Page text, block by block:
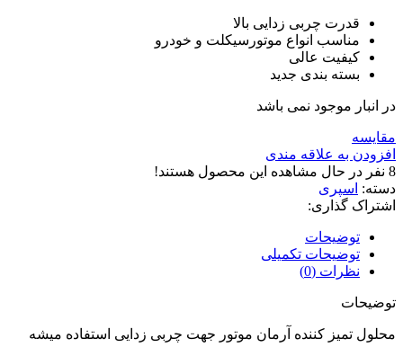
قدرت چربی زدایی بالا
مناسب انواع موتورسیکلت و خودرو
کیفیت عالی
بسته بندی جدید
در انبار موجود نمی باشد
مقایسه
افزودن به علاقه مندی
8 نفر در حال مشاهده این محصول هستند!
دسته: اسپری
اشتراک گذاری:
توضیحات
توضیحات تکمیلی
نظرات (0)
توضیحات
محلول تمیز کننده آرمان موتور جهت چربی زدایی استفاده میشه